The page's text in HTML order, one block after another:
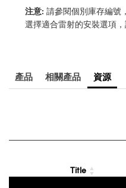
Mechanics | 顯微鏡用結構件
and Couplers | 中繼鏡或耦合
| 模擬相機
Components
注意: 請參閱個別庫存編號
選擇適合雷射的安裝選項
產品 相關產品 資源
Title